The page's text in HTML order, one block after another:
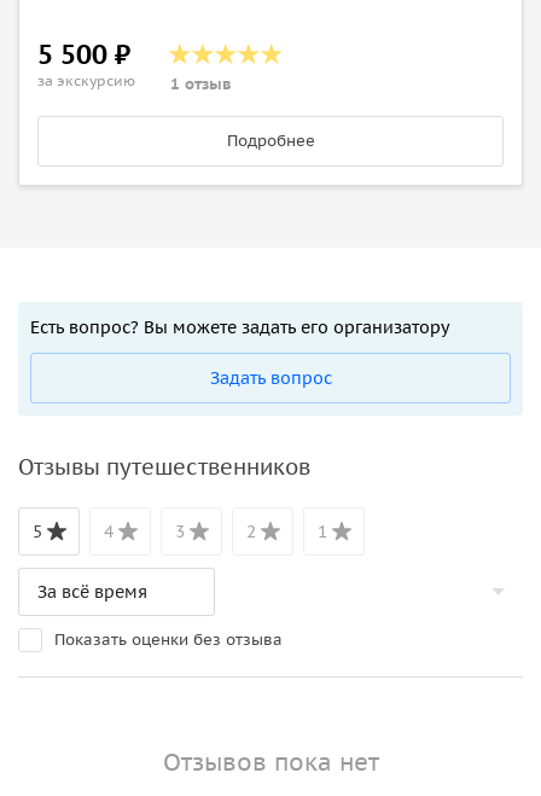
5 500 ₽
за экскурсию 1 отзыв
Подробнее
Есть вопрос? Вы можете задать его организатору
Задать вопрос
Отзывы путешественников
5 4 3 2 1
Показать оценки без отзыва
Отзывов пока нет